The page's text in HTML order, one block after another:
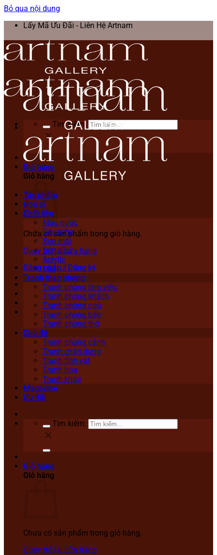
Bỏ qua nội dung
Lấy Mã Ưu Đãi - Liên Hệ Artnam
Tìm kiếm:
Giỏ hàng
Giỏ hàng
Chưa có sản phẩm trong giỏ hàng.
Quay trở lại cửa hàng
Đăng nhập / Đăng ký
Tác phẩm
Họa sĩ
Chất liệu
Màu nước
Gouache
Sơn mài
Sơn dầu
Acrylic
Lụa
Tranh theo phòng
Tranh phòng làm việc
Tranh phòng khách
Tranh phòng ngủ
Tranh phòng bếp
Tranh phòng thờ
Chủ đề
Tranh phong cảnh
Tranh chân dung
Tranh tĩnh vật
Tranh hoa
Tranh khác
Magazine
Ưu đãi
Tìm kiếm:
Giỏ hàng
Giỏ hàng
Chưa có sản phẩm trong giỏ hàng.
Quay trở lại cửa hàng